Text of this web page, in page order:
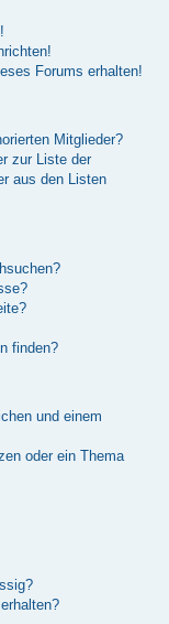
Forums erhalten!
Mitglieder?
zur Liste der
aus den Listen
finden?
und einem
oder ein Thema